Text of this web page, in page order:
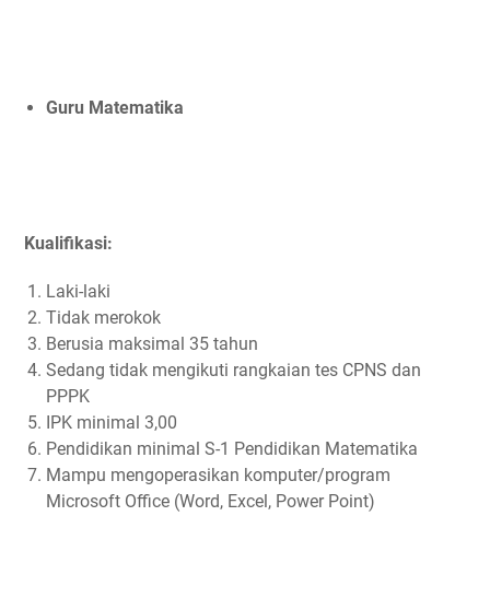
Guru Matematika
Kualifikasi:
Laki-laki
Tidak merokok
Berusia maksimal 35 tahun
Sedang tidak mengikuti rangkaian tes CPNS dan
PPPK
IPK minimal 3,00
Pendidikan minimal S-1 Pendidikan Matematika
Mampu mengoperasikan komputer/program
Microsoft Office (Word, Excel, Power Point)